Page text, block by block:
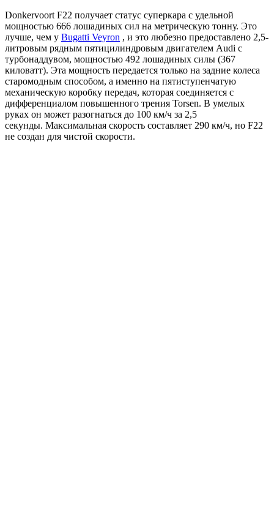
Donkervoort F22 получает статус суперкара с удельной
мощностью 666 лошадиных сил на метрическую тонну. Это
лучше, чем у Bugatti Veyron , и это любезно предоставлено 2,5-
литровым рядным пятицилиндровым двигателем Audi с
турбонаддувом, мощностью 492 лошадиных силы (367
киловатт). Эта мощность передается только на задние колеса
старомодным способом, а именно на пятиступенчатую
механическую коробку передач, которая соединяется с
дифференциалом повышенного трения Torsen. В умелых
руках он может разогнаться до 100 км/ч за 2,5
секунды. Максимальная скорость составляет 290 км/ч, но F22
не создан для чистой скорости.